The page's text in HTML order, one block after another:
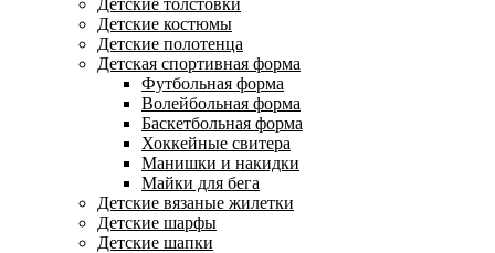
Детские костюмы
Детские полотенца
Детская спортивная форма
Футбольная форма
Волейбольная форма
Баскетбольная форма
Хоккейные свитера
Манишки и накидки
Майки для бега
Детские вязаные жилетки
Детские шарфы
Детские шапки